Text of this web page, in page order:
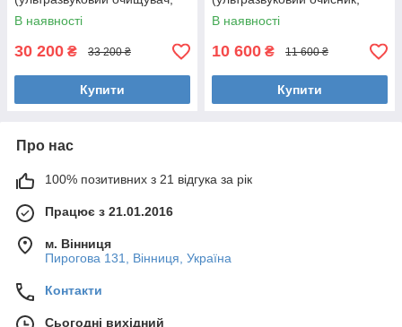
ультразвукова мийка зі
зливом)
В наявності
30 200 ₴ 33 200 ₴
Купити
мийка ультразвукова)
В наявності
10 600 ₴ 11 600 ₴
Купити
Про нас
100% позитивних з 21 відгука за рік
Працює з 21.01.2016
м. Вінниця
Пирогова 131, Вінниця, Україна
Контакти
Сьогодні вихідний